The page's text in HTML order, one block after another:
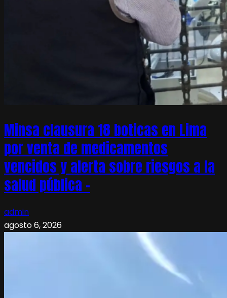
Minsa clausura 18 boticas en Lima
por venta de medicamentos
vencidos y alerta sobre riesgos a la
salud pública –
admin
agosto 6, 2026